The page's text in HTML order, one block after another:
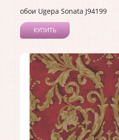
обои Ugepa Sonata J94199
КУПИТЬ
Коллекция:Sonata
Длина рулона:10.05
Ширина рулона: 1.06
Материал покрытия:Виниловое
Страна:
Франция
Материал основы:Флизелин
Раппорт: